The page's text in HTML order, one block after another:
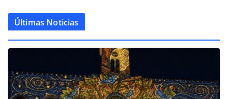
Últimas Noticias